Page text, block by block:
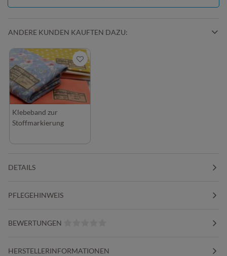
ANDERE KUNDEN KAUFTEN DAZU:
Klebeband zur
Stoffmarkierung
DETAILS
PFLEGEHINWEIS
BEWERTUNGEN
HERSTELLERINFORMATIONEN